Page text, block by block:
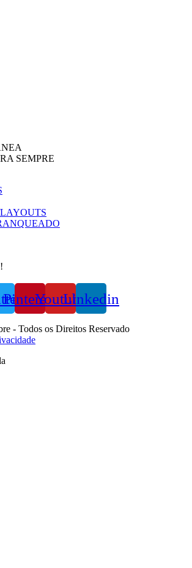
SEMPRE
PinterestYoutubeLinkedin
- Todos os Direitos Reservado